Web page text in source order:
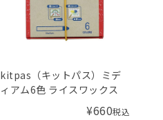
kitpas（キットパス）ミデ
ィアム6色 ライスワックス
¥660税込